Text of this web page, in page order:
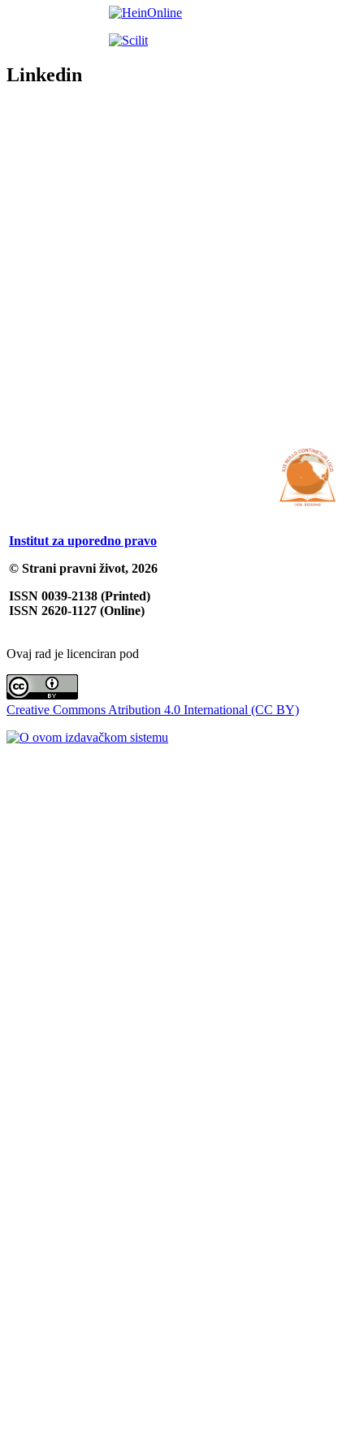
Linkedin
Institut za uporedno pravo
© Strani pravni život, 2026
ISSN 0039-2138 (Printed)
ISSN 2620-1127 (Online)
Ovaj rad je licenciran pod
Creative Commons Atribution 4.0 International (CC BY)